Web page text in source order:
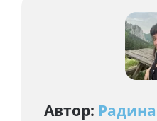
Автор: